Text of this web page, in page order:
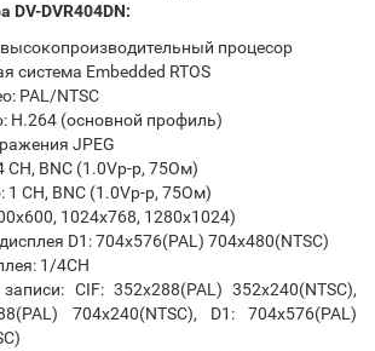
DV-DVR404DN:
процесор
система Embedded RTOS
PAL/NTSC
H.264 (основной профиль)
JPEG
CH, BNC (1.0Vp-p, 75Ом)
1 CH, BNC (1.0Vp-p, 75Ом)
1024x768, 1280x1024)
D1: 704x576(PAL) 704x480(NTSC)
1/4CH
CIF: 352x288(PAL) 352x240(NTSC),
704x240(NTSC), D1: 704x576(PAL)